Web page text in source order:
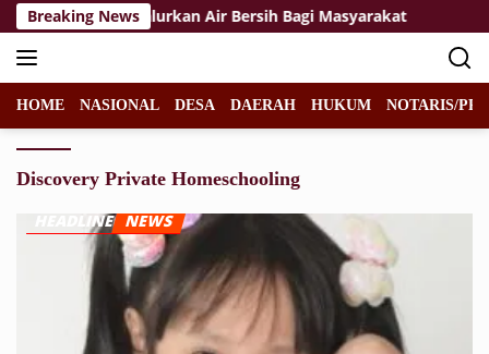
Langsung
ke
konten
Breaking News
Mangkalihat Salurkan Air Bersih Bagi Masyarakat
HOME NASIONAL DESA DAERAH HUKUM NOTARIS/
Discovery Private Homeschooling